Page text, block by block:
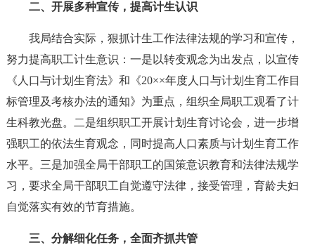
二、开展多种宣传，提高计生认识
我局结合实际，狠抓计生工作法律法规的学习和宣传，
努力提高职工计生意识：一是以转变观念为出发点，以宣传
《人口与计划生育法》和《20××年度人口与计划生育工作目
标管理及考核办法的通知》为重点，组织全局职工观看了计
生科教光盘。二是组织职工开展计划生育讨论会，进一步增
强职工的依法生育观念，同时提高人口素质与计划生育工作
水平。三是加强全局干部职工的国策意识教育和法律法规学
习，要求全局干部职工自觉遵守法律，接受管理，育龄夫妇
自觉落实有效的节育措施。
三、分解细化任务，全面齐抓共管